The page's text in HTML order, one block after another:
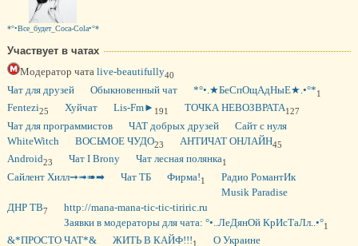
*°•Все_будет_Coca-Cola•°*
Участвует в чатах
Модератор чата live-beautifully40
Чат для друзей Обыкновенный чат *°•.★БеСпОщАдНыЕ★.•°*1
Fentezi25 Хуйчат Lis-Fm► 191 ТОЧКА НЕВОЗВРАТА127
Чат для программистов ЧАТ добрых друзей
Сайт с нуля
WhiteWitch
ВОСЬМОЕ ЧУДО23 АНТИЧАТ ОНЛАЙН45
Android23 Чат I Brony Чат лесная полянка1
Сайлент Хилл➞➟➠➡ Чат ТБ Фирма!1
Радио РомантИк
Musik Paradise
ДНР ТВ7
http://mana-mana-tic-tic-tiriric.ru
Заявки в модераторы для чата: °•..ЛеДянОй КрИсТаЛл..•°1
&*ПРОСТО ЧАТ*& ЖИТЬ В КАЙФ!!!1 О Украине